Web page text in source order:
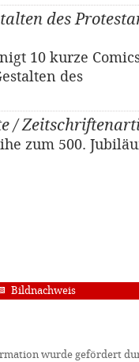
des
10 kurze
des
/
zum 500.
Bildnachweis
wurde gefördert